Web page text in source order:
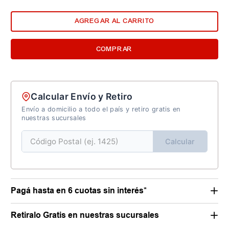
AGREGAR AL CARRITO
COMPRAR
Calcular Envío y Retiro
Envío a domicilio a todo el país y retiro gratis en
nuestras sucursales
Calcular
Pagá hasta en 6 cuotas sin interés*
Retiralo Gratis en nuestras sucursales